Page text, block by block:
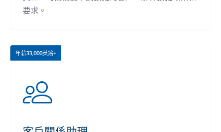
要求。
年薪33,000英鎊+